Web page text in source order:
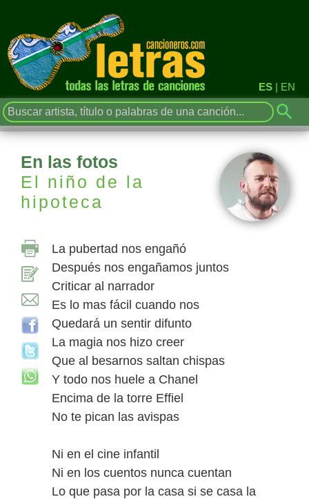
ES | EN
En las fotos
El niño de la
hipoteca
La pubertad nos engañó
Después nos engañamos juntos
Criticar al narrador
Es lo mas fácil cuando nos
Quedará un sentir difunto
La magia nos hizo creer
Que al besarnos saltan chispas
Y todo nos huele a Chanel
Encima de la torre Effiel
No te pican las avispas
Ni en el cine infantil
Ni en los cuentos nunca cuentan
Lo que pasa por la casa si se casa la